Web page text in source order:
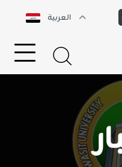
العربية